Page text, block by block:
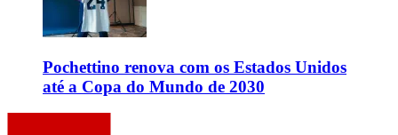
Pochettino renova com os Estados Unidos
até a Copa do Mundo de 2030